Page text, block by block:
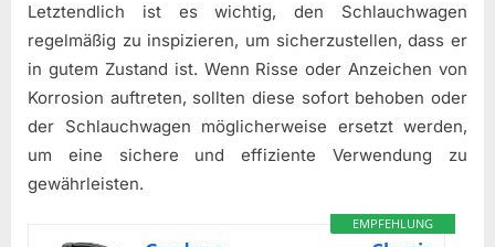
Letztendlich ist es wichtig, den Schlauchwagen
regelmäßig zu inspizieren, um sicherzustellen, dass er
in gutem Zustand ist. Wenn Risse oder Anzeichen von
Korrosion auftreten, sollten diese sofort behoben oder
der Schlauchwagen möglicherweise ersetzt werden,
um eine sichere und effiziente Verwendung zu
gewährleisten.
EMPFEHLUNG